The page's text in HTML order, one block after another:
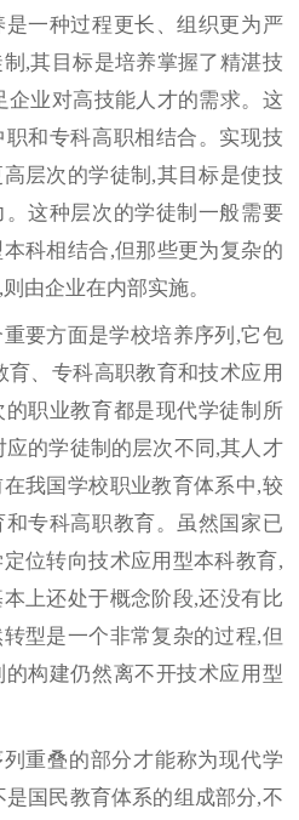
一种过程更长、组织更为严
,其目标是培养掌握了精湛技
企业对高技能人才的需求。这
和专科高职相结合。实现技
层次的学徒制,其目标是使技
这种层次的学徒制一般需要
科相结合,但那些更为复杂的
由企业在内部实施。
要方面是学校培养序列,它包
、专科高职教育和技术应用
职业教育都是现代学徒制所
的学徒制的层次不同,其人才
我国学校职业教育体系中,较
专科高职教育。虽然国家已
位转向技术应用型本科教育,
上还处于概念阶段,还没有比
型是一个非常复杂的过程,但
构建仍然离不开技术应用型
重叠的部分才能称为现代学
国民教育体系的组成部分,不